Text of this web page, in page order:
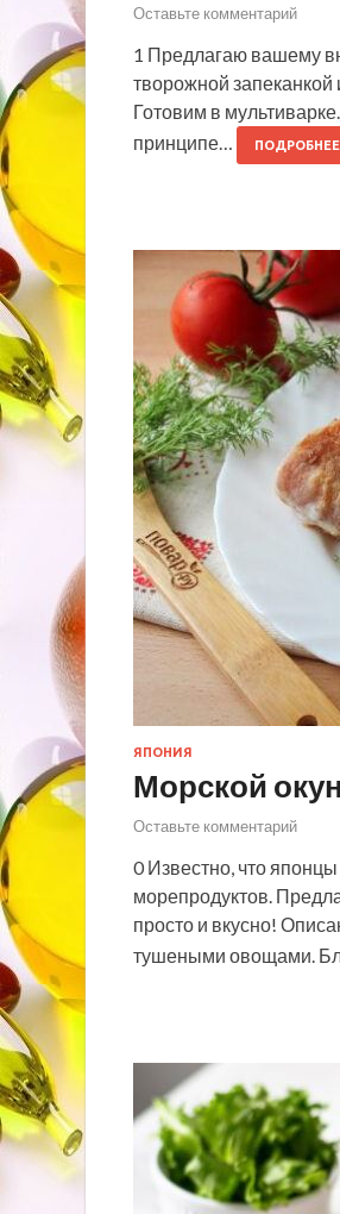
Оставьте комментарий
1 Предлагаю вашему
творожной запеканкой
Готовим в
принципе…
ПОДРОБНЕЕ
ЯПОНИЯ
Морской
Оставьте комментарий
0 Известно, что
морепродуктов.
просто и вкусно!
тушеными овощами.